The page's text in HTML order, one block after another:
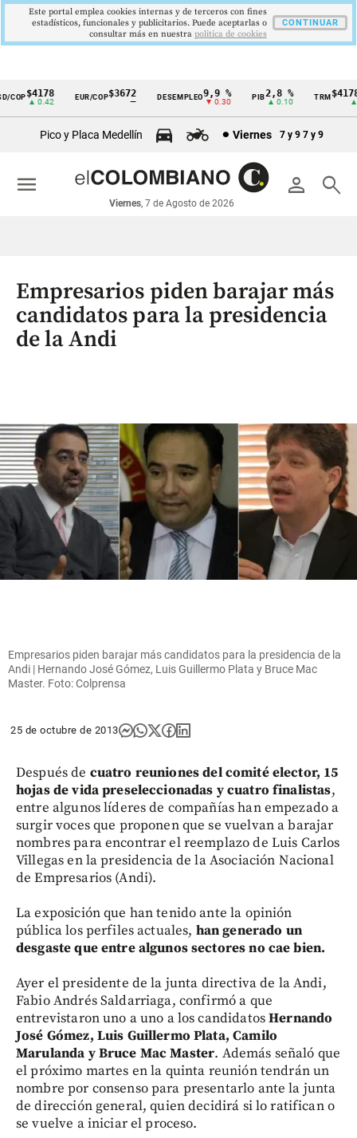
Cintillo
económicos
Colombia
$4178
▲ 0.42
EUR/COP$3672 DESEMPLEO 9,9 %
▼ 0.30
2,8 %
▲ 0.10
TRM
▲
Pico y Placa Medellín Viernes 7 y 9 7 y 9
person search
Viernes, 7 de Agosto de 2026
menu
Empresarios piden barajar más
candidatos para la presidencia
de la Andi
Empresarios piden barajar más candidatos para la presidencia de la
Andi | Hernando José Gómez, Luis Guillermo Plata y Bruce Mac
Master. Foto: Colprensa
25 de octubre de 2013
Después de cuatro reuniones del comité elector, 15
hojas de vida preseleccionadas y cuatro finalistas,
entre algunos líderes de compañías han empezado a
surgir voces que proponen que se vuelvan a barajar
nombres para encontrar el reemplazo de Luis Carlos
Villegas en la presidencia de la Asociación Nacional
de Empresarios (Andi).
La exposición que han tenido ante la opinión
pública los perfiles actuales, han generado un
desgaste que entre algunos sectores no cae bien.
Ayer el presidente de la junta directiva de la Andi,
Fabio Andrés Saldarriaga, confirmó a que
entrevistaron uno a uno a los candidatosHernando
José Gómez, Luis Guillermo Plata, Camilo
Marulanda y Bruce Mac Master. Además señaló que
el próximo martes en la quinta reunión tendrán un
nombre por consenso para presentarlo ante la junta
de dirección general, quien decidirá si lo ratifican o
se vuelve a iniciar el proceso.
Este portal emplea cookies internas y de terceros con fines
estadísticos, funcionales y publicitarios. Puede aceptarlas o
consultar más en nuestra politica de cookies
CONTINUAR